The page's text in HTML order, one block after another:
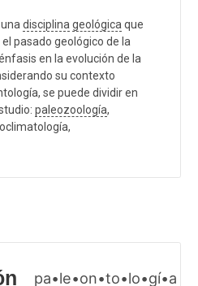
disciplina geológica que
pasado geológico de la
en la evolución de la
su contexto
se puede dividir en
paleozoología,
pa•le•on•to•lo•gí•a